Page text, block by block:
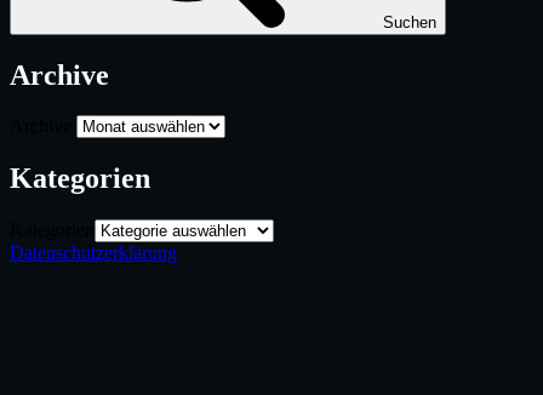
Suchen
Archive
Kategorien
Datenschutzerklärung